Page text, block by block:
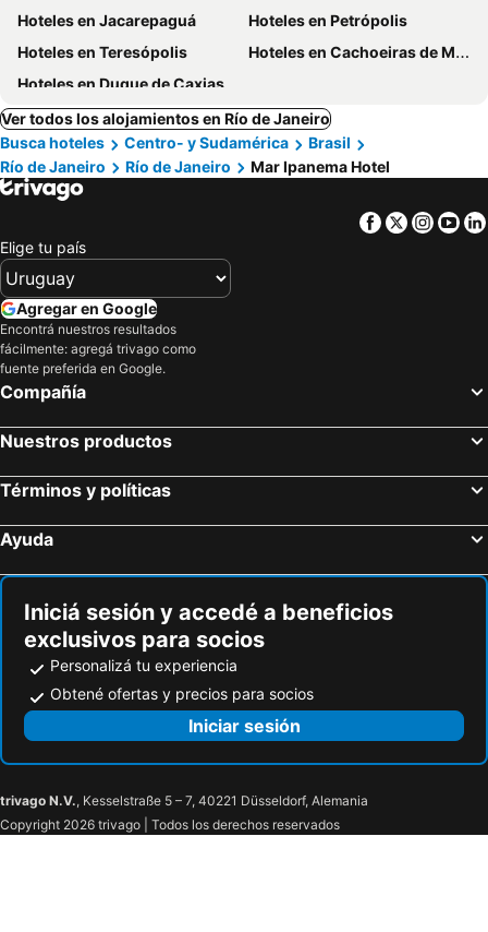
Hoteles en Jacarepaguá
Hoteles en Petrópolis
Hoteles en Teresópolis
Hoteles en Cachoeiras de Macacu
Hoteles en Duque de Caxias
Ver todos los alojamientos en Río de Janeiro
Busca hoteles
Centro- y Sudamérica
Brasil
Río de Janeiro
Río de Janeiro Mar Ipanema Hotel
Facebook
Twitter
Elige tu país
Agregar en Google
Encontrá nuestros resultados
fácilmente: agregá trivago como
fuente preferida en Google.
Compañía
Nuestros productos
Términos y políticas
Ayuda
Iniciá sesión y accedé a beneficios
exclusivos para socios
Personalizá tu experiencia
Obtené ofertas y precios para socios
Iniciar sesión
trivago N.V., Kesselstraße 5 – 7, 40221 Düsseldorf, Alemania
Copyright 2026 trivago | Todos los derechos reservados